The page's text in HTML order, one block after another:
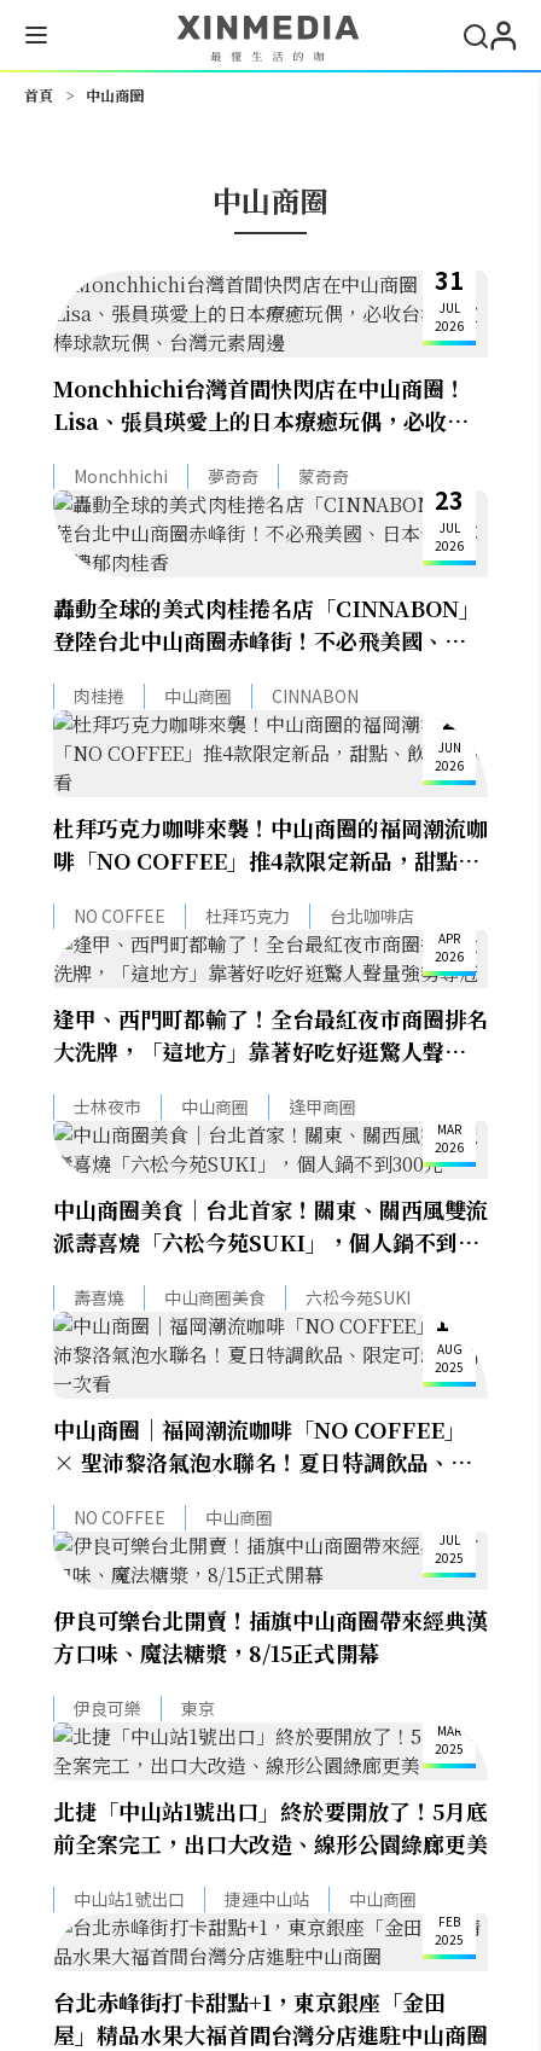
首頁 > 中山商圈
中山商圈
31
JUL
2026
Monchhichi台灣首間快閃店在中山商圈！
Lisa、張員瑛愛上的日本療癒玩偶，必收台
Monchhichi 夢奇奇 蒙奇奇
23
JUL
2026
轟動全球的美式肉桂捲名店「CINNABON」
登陸台北中山商圈赤峰街！不必飛美國、日本
肉桂捲 中山商圈 CINNABON
2
JUN
2026
杜拜巧克力咖啡來襲！中山商圈的福岡潮流咖
啡「NO COFFEE」推4款限定新品，甜點、
NO COFFEE 杜拜巧克力 台北咖啡店
APR
2026
逢甲、西門町都輸了！全台最紅夜市商圈排名
大洗牌，「這地方」靠著好吃好逛驚人聲量強
士林夜市 中山商圈 逢甲商圈
MAR
2026
中山商圈美食｜台北首家！關東、關西風雙流
派壽喜燒「六松今苑SUKI」，個人鍋不到
壽喜燒 中山商圈美食 六松今苑SUKI
14
AUG
2025
中山商圈｜福岡潮流咖啡「NO COFFEE」
× 聖沛黎洛氣泡水聯名！夏日特調飲品、限
NO COFFEE 中山商圈
JUL
2025
伊良可樂台北開賣！插旗中山商圈帶來經典漢
方口味、魔法糖漿，8/15正式開幕
伊良可樂 東京
MAR
2025
北捷「中山站1號出口」終於要開放了！5月底
前全案完工，出口大改造、線形公園綠廊更美
中山站1號出口 捷運中山站 中山商圈
FEB
2025
台北赤峰街打卡甜點+1，東京銀座「金田
屋」精品水果大福首間台灣分店進駐中山商圈